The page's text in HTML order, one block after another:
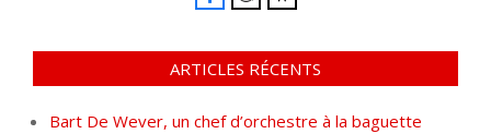
ARTICLES RÉCENTS
Bart De Wever, un chef d’orchestre à la baguette